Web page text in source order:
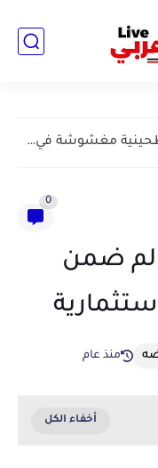
ضبط طن حلاوة طحينية مغشوشة في بنها خلال حملة مكبرة...
0
ضمن
منذ عام